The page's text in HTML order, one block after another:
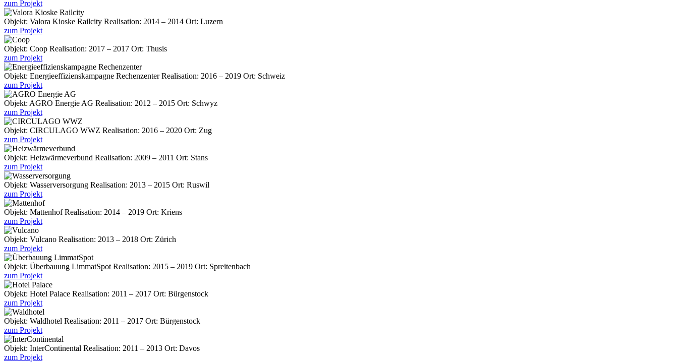
zum Projekt
Objekt: Valora Kioske Railcity Realisation: 2014 – 2014 Ort: Luzern
zum Projekt
Objekt: Coop Realisation: 2017 – 2017 Ort: Thusis
zum Projekt
Objekt: Energieeffizienskampagne Rechenzenter Realisation: 2016 – 2019 Ort: Schweiz
zum Projekt
Objekt: AGRO Energie AG Realisation: 2012 – 2015 Ort: Schwyz
zum Projekt
Objekt: CIRCULAGO WWZ Realisation: 2016 – 2020 Ort: Zug
zum Projekt
Objekt: Heizwärmeverbund Realisation: 2009 – 2011 Ort: Stans
zum Projekt
Objekt: Wasserversorgung Realisation: 2013 – 2015 Ort: Ruswil
zum Projekt
Objekt: Mattenhof Realisation: 2014 – 2019 Ort: Kriens
zum Projekt
Objekt: Vulcano Realisation: 2013 – 2018 Ort: Zürich
zum Projekt
Objekt: Überbauung LimmatSpot Realisation: 2015 – 2019 Ort: Spreitenbach
zum Projekt
Objekt: Hotel Palace Realisation: 2011 – 2017 Ort: Bürgenstock
zum Projekt
Objekt: Waldhotel Realisation: 2011 – 2017 Ort: Bürgenstock
zum Projekt
Objekt: InterContinental Realisation: 2011 – 2013 Ort: Davos
zum Projekt